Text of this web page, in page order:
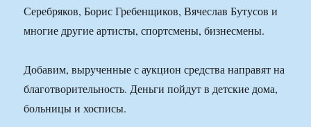
Серебряков, Борис Гребенщиков, Вячеслав Бутусов и
многие другие артисты, спортсмены, бизнесмены.
Добавим, вырученные с аукцион средства направят на
благотворительность. Деньги пойдут в детские дома,
больницы и хосписы.